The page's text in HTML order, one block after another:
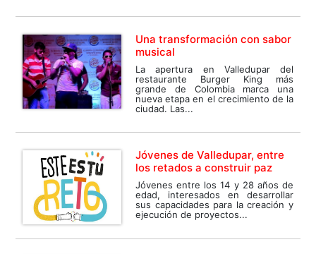
Una transformación con sabor
musical
La apertura en Valledupar del
restaurante Burger King más
grande de Colombia marca una
nueva etapa en el crecimiento de la
ciudad. Las...
Jóvenes de Valledupar, entre
los retados a construir paz
Jóvenes entre los 14 y 28 años de
edad, interesados en desarrollar
sus capacidades para la creación y
ejecución de proyectos...